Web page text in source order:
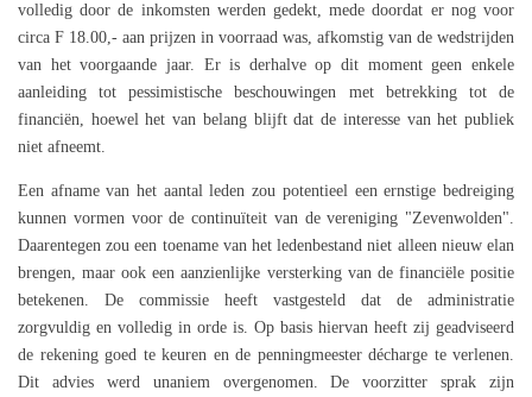
volledig door de inkomsten werden gedekt, mede doordat er nog voor
circa F 18.00,- aan prijzen in voorraad was, afkomstig van de wedstrijden
van het voorgaande jaar. Er is derhalve op dit moment geen enkele
aanleiding tot pessimistische beschouwingen met betrekking tot de
financiën, hoewel het van belang blijft dat de interesse van het publiek
niet afneemt.
Een afname van het aantal leden zou potentieel een ernstige bedreiging
kunnen vormen voor de continuïteit van de vereniging "Zevenwolden".
Daarentegen zou een toename van het ledenbestand niet alleen nieuw elan
brengen, maar ook een aanzienlijke versterking van de financiële positie
betekenen. De commissie heeft vastgesteld dat de administratie
zorgvuldig en volledig in orde is. Op basis hiervan heeft zij geadviseerd
de rekening goed te keuren en de penningmeester décharge te verlenen.
Dit advies werd unaniem overgenomen. De voorzitter sprak zijn